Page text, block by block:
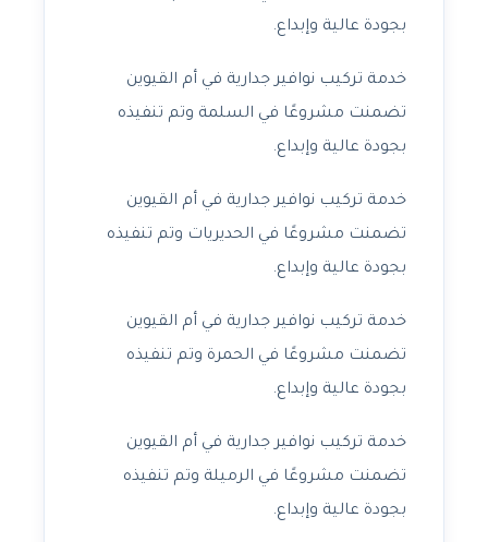
بجودة عالية وإبداع.
خدمة تركيب نوافير جدارية في أم القيوين
تضمنت مشروعًا في السلمة وتم تنفيذه
بجودة عالية وإبداع.
خدمة تركيب نوافير جدارية في أم القيوين
تضمنت مشروعًا في الحديريات وتم تنفيذه
بجودة عالية وإبداع.
خدمة تركيب نوافير جدارية في أم القيوين
تضمنت مشروعًا في الحمرة وتم تنفيذه
بجودة عالية وإبداع.
خدمة تركيب نوافير جدارية في أم القيوين
تضمنت مشروعًا في الرميلة وتم تنفيذه
بجودة عالية وإبداع.